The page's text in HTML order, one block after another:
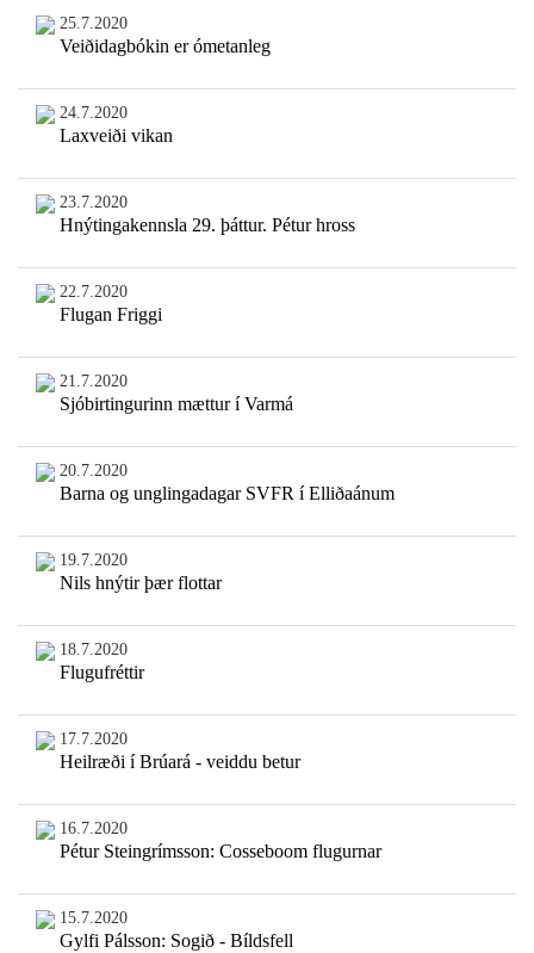
25.7.2020
Veiðidagbókin er ómetanleg
24.7.2020
Laxveiði vikan
23.7.2020
Hnýtingakennsla 29. þáttur. Pétur hross
22.7.2020
Flugan Friggi
21.7.2020
Sjóbirtingurinn mættur í Varmá
20.7.2020
Barna og unglingadagar SVFR í Elliðaánum
19.7.2020
Nils hnýtir þær flottar
18.7.2020
Flugufréttir
17.7.2020
Heilræði í Brúará - veiddu betur
16.7.2020
Pétur Steingrímsson: Cosseboom flugurnar
15.7.2020
Gylfi Pálsson: Sogið - Bíldsfell